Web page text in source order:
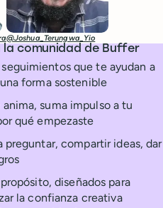
@Joshua_Terungwa_Yio
la comunidad de Buffer
que te ayudan a
forma sostenible
suma impulso a tu
qué empezaste
preguntar, compartir ideas, dar
diseñados para
la confianza creativa